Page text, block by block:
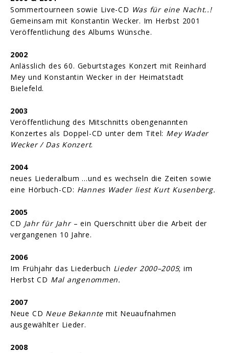
Sommertourneen sowie Live-CD Was für eine Nacht..!
Gemeinsam mit Konstantin Wecker. Im Herbst 2001
Veröffentlichung des Albums Wünsche.
2002
Anlässlich des 60. Geburtstages Konzert mit Reinhard
Mey und Konstantin Wecker in der Heimatstadt
Bielefeld.
2003
Veröffentlichung des Mitschnitts obengenannten
Konzertes als Doppel-CD unter dem Titel: Mey Wader
Wecker / Das Konzert.
2004
neues Liederalbum …und es wechseln die Zeiten sowie
eine Hörbuch-CD: Hannes Wader liest Kurt Kusenberg.
2005
CD Jahr für Jahr – ein Querschnitt über die Arbeit der
vergangenen 10 Jahre.
2006
Im Frühjahr das Liederbuch Lieder 2000–2005; im
Herbst CD Mal angenommen.
2007
Neue CD Neue Bekanntemit Neuaufnahmen
ausgewählter Lieder.
2008